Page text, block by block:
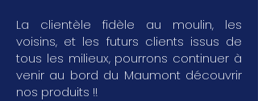
La clientèle fidèle au moulin, les
voisins, et les futurs clients issus de
tous les milieux, pourrons continuer à
venir au bord du Maumont découvrir
nos produits !!